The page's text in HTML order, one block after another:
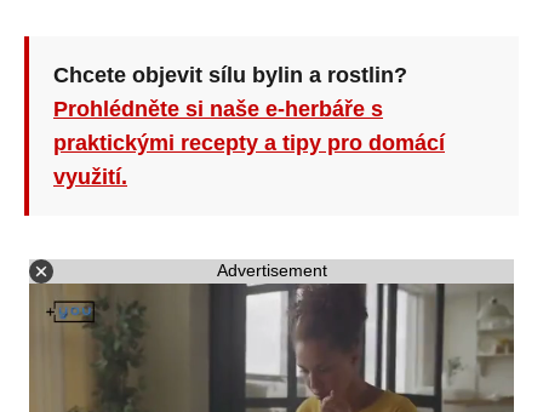
Chcete objevit sílu bylin a rostlin?
Prohlédněte si naše e-herbáře s
praktickými recepty a tipy pro domácí
využití.
Advertisement